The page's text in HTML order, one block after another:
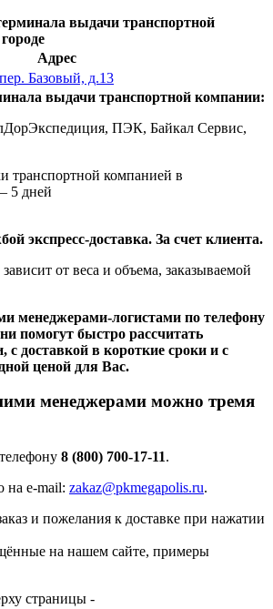
выдачи транспортной
Адрес
пер. Базовый, д.13
выдачи транспортной компании:
ПЭК, Байкал Сервис,
транспортной компанией в
5 дней
экспресс-доставка. За счет клиента.
от веса и объема, заказываемой
менеджерами-логистами по телефону
помогут быстро рассчитать
с доставкой в короткие сроки и с
ценой для Вас.
менеджерами можно тремя
8 (800) 700-17-11.
на e-mail: zakaz@pkmegapolis.ru.
и пожелания к доставке при нажатии
на нашем сайте, примеры
страницы -